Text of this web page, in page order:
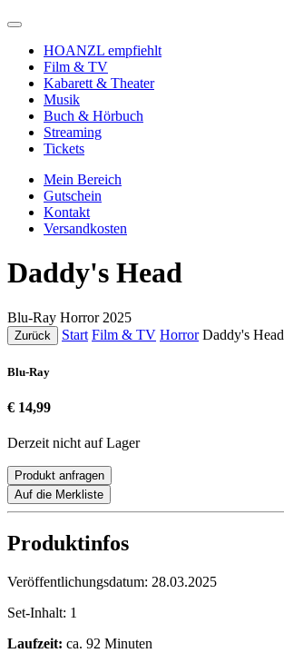
HOANZL empfiehlt
Film & TV
Kabarett & Theater
Musik
Buch & Hörbuch
Streaming
Tickets
Mein Bereich
Gutschein
Kontakt
Versandkosten
Daddy's Head
Blu-Ray Horror 2025
Zurück Start Film & TV Horror Daddy's Head
Blu-Ray
€ 14,99
Derzeit nicht auf Lager
Produkt anfragen
Auf die Merkliste
Produktinfos
Veröffentlichungsdatum: 28.03.2025
Set-Inhalt: 1
Laufzeit: ca. 92 Minuten